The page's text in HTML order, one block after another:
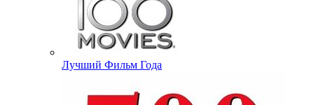
Лучший Фильм Года